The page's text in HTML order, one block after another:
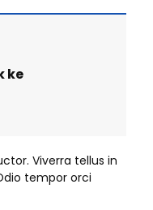
ke
Viverra tellus in
tempor orci